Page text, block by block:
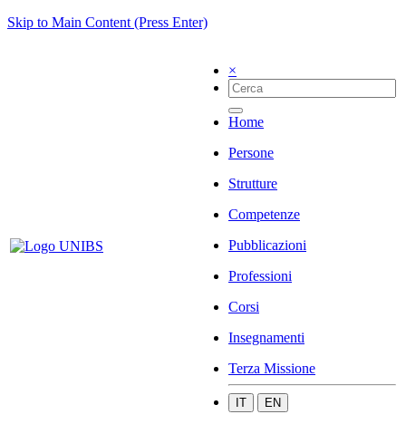
Skip to Main Content (Press Enter)
×
Home
Persone
Strutture
Competenze
Pubblicazioni
Professioni
Corsi
Insegnamenti
Terza Missione
IT EN